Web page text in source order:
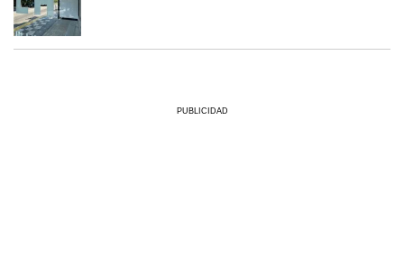
PUBLICIDAD